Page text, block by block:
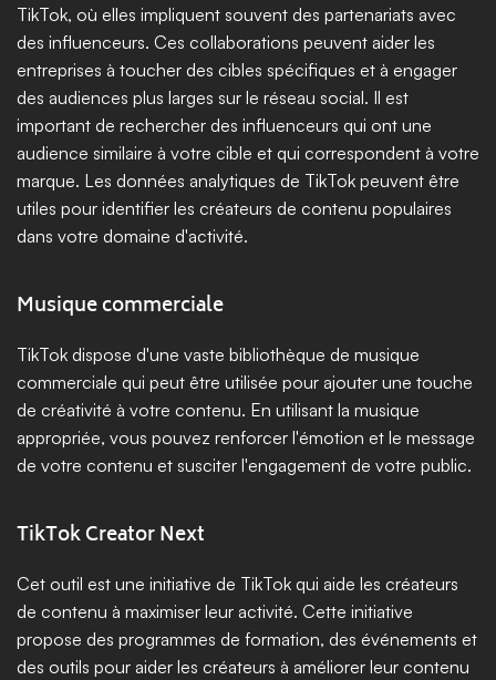
TikTok, où elles impliquent souvent des partenariats avec
des influenceurs. Ces collaborations peuvent aider les
entreprises à toucher des cibles spécifiques et à engager
des audiences plus larges sur le réseau social. Il est
important de rechercher des influenceurs qui ont une
audience similaire à votre cible et qui correspondent à votre
marque. Les données analytiques de TikTok peuvent être
utiles pour identifier les créateurs de contenu populaires
dans votre domaine d'activité.
Musique commerciale
TikTok dispose d'une vaste bibliothèque de musique
commerciale qui peut être utilisée pour ajouter une touche
de créativité à votre contenu. En utilisant la musique
appropriée, vous pouvez renforcer l'émotion et le message
de votre contenu et susciter l'engagement de votre public.
TikTok Creator Next
Cet outil est une initiative de TikTok qui aide les créateurs
de contenu à maximiser leur activité. Cette initiative
propose des programmes de formation, des événements et
des outils pour aider les créateurs à améliorer leur contenu